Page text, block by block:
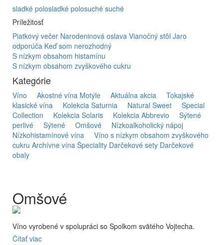
sladké polosladké polosuché suché
Príležitosť
Piatkový večer Narodeninová oslava Vianočný stôl Jaro
odporúča Keď som nerozhodný
S nízkym obsahom histamínu
S nízkym obsahom zvyškového cukru
Kategórie
Víno Akostné vína Motýle Aktuálna akcia
Tokajské
klasické vína
Kolekcia Saturnia Natural Sweet
Special
Collection
Kolekcia Solaris Kolekcia Abbrevio
Sýtené
perlivé
Sýtené Omšové
Nízkoalkoholický nápoj
Nízkohistamínové vína
Víno s nízkym obsahom zvyškového
cukru Archívne vína Špeciality Darčekové sety Darčekové
obaly
Omšové
Víno vyrobené v spolupráci so Spolkom svätého Vojtecha.
Čítať viac